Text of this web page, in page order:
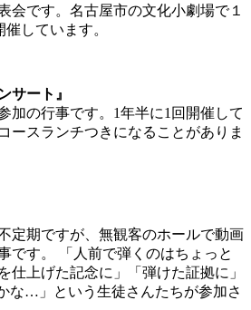
会です。名古屋市の文化小劇場で１
しています。
サート』
加の行事です。1年半に1回開催して
ースランチつきになることがありま
定期ですが、無観客のホールで動画
です。 「人前で弾くのはちょっと
仕上げた記念に」「弾けた証拠に」
な…」という生徒さんたちが参加さ